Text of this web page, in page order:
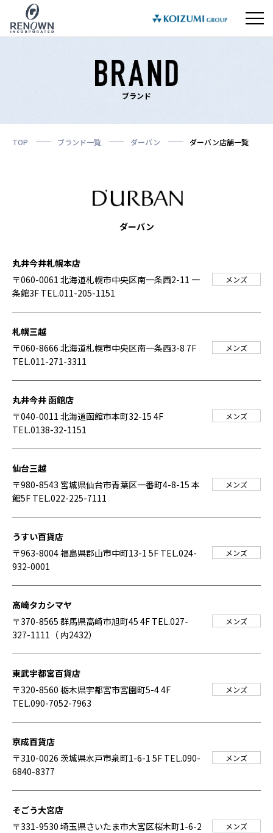
ブランド
TOP ブランド一覧 ダーバン ダーバン店舗一覧
ダーバン
丸井今井札幌本店
〒060-0061 北海道札幌市中央区南一条西2-11 一
条館3F TEL.011-205-1151
メンズ
札幌三越
〒060-8666 北海道札幌市中央区南一条西3-8 7F
TEL.011-271-3311
メンズ
丸井今井 函館店
〒040-0011 北海道函館市本町32-15 4F
TEL.0138-32-1151
メンズ
仙台三越
〒980-8543 宮城県仙台市青葉区一番町4-8-15 本
館5F TEL.022-225-7111
メンズ
うすい百貨店
〒963-8004 福島県郡山市中町13-1 5F TEL.024-
932-0001
メンズ
高崎タカシマヤ
〒370-8565 群馬県高崎市旭町45 4F TEL.027-
327-1111（ 内2432）
メンズ
東武宇都宮百貨店
〒320-8560 栃木県宇都宮市宮園町5-4 4F
TEL.090-7052-7963
メンズ
京成百貨店
〒310-0026 茨城県水戸市泉町1-6-1 5F TEL.090-
6840-8377
メンズ
そごう大宮店
〒331-9530 埼玉県さいたま市大宮区桜木町1-6-2
メンズ